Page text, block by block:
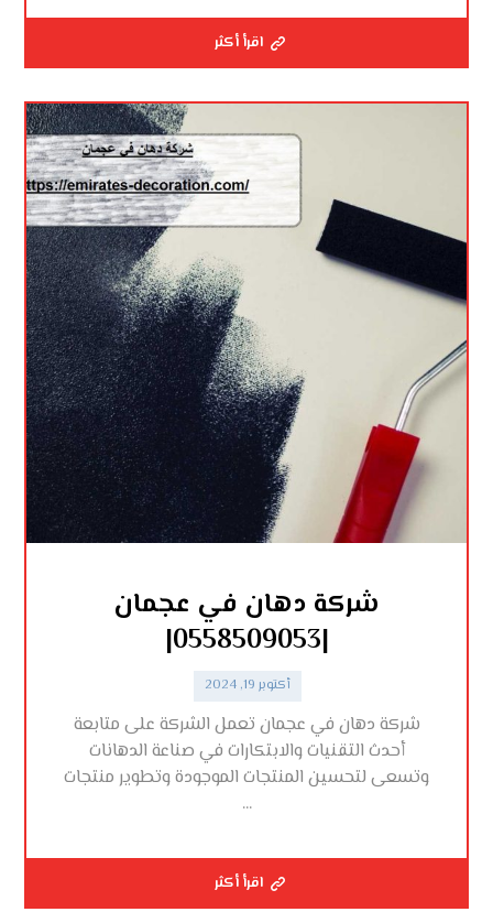
اقرأ أكثر
شركة دهان في عجمان
|0558509053|
أكتوبر 19, 2024
شركة دهان في عجمان تعمل الشركة على متابعة
أحدث التقنيات والابتكارات في صناعة الدهانات
وتسعى لتحسين المنتجات الموجودة وتطوير منتجات
...
اقرأ أكثر